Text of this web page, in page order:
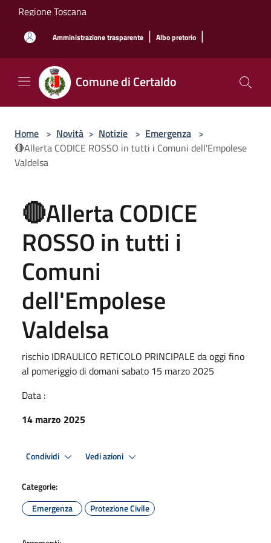
Salta al contenuto principale
Regione Toscana
Amministrazione trasparente | Albo pretorio |
Comune di Certaldo
Home > Novità > Notizie > Emergenza >
🔴Allerta CODICE ROSSO in tutti i Comuni dell'Empolese
Valdelsa
🔴Allerta CODICE
ROSSO in tutti i
Comuni
dell'Empolese
Valdelsa
rischio IDRAULICO RETICOLO PRINCIPALE da oggi fino
al pomeriggio di domani sabato 15 marzo 2025
Data :
14 marzo 2025
Condividi Vedi azioni
Categorie:
Emergenza
Protezione Civile